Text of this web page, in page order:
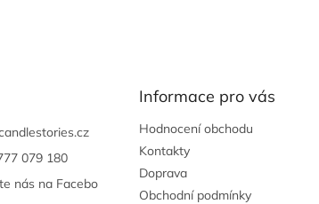
079 180
nás na Facebo
Informace pro vás
Hodnocení obchodu
Kontakty
Doprava
Obchodní podmínky